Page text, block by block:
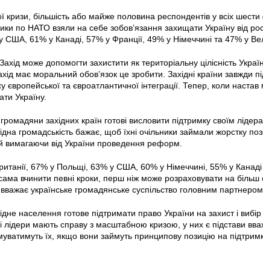
кризи, більшість або майже половина респондентів у всіх шести
по НАТО взяли на себе зобов’язання захищати Україну від
61% у Канаді, 57% у Франції, 49% у Німеччині та 47% у
може допомогти захистити як територіальну цілісність
має моральний обов’язок це зробити. Західні країни завжди
та євроатлантичної інтеграції. Тепер, коли настав
Україну.
західних країн готові висловити підтримку своїм
громадськість бажає, щоб їхні очільники займали жорстку
вимагаючи від України проведення реформ.
67% у Польщі, 63% у США, 60% у Німеччині, 55% у
вчинити певні кроки, перш ніж може розраховувати на більш
вважає українське громадянське суспільство головним
населення готове підтримати право України на захист і
лідери мають справу з масштабною кризою, у них є підстави
їх, якщо вони займуть принципову позицію на